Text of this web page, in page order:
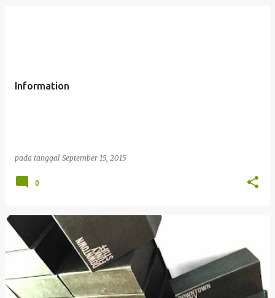
Information
pada tanggal September 15, 2015
0